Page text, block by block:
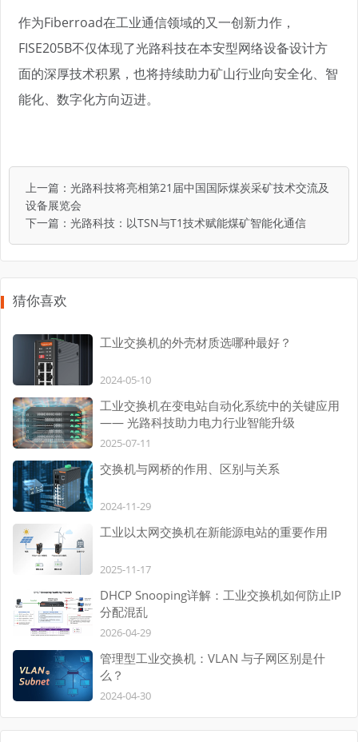
作为Fiberroad在工业通信领域的又一创新力作，
FISE205B不仅体现了光路科技在本安型网络设备设计方
面的深厚技术积累，也将持续助力矿山行业向安全化、智
能化、数字化方向迈进。
上一篇： 光路科技将亮相第21届中国国际煤炭采矿技术交流及
设备展览会
下一篇： 光路科技：以TSN与T1技术赋能煤矿智能化通信
猜你喜欢
工业交换机的外壳材质选哪种最好？
2024-05-10
工业交换机在变电站自动化系统中的关键应用
—— 光路科技助力电力行业智能升级
2025-07-11
交换机与网桥的作用、区别与关系
2024-11-29
工业以太网交换机在新能源电站的重要作用
2025-11-17
DHCP Snooping详解：工业交换机如何防止IP
分配混乱
2026-04-29
管理型工业交换机：VLAN 与子网区别是什
么？
2024-04-30